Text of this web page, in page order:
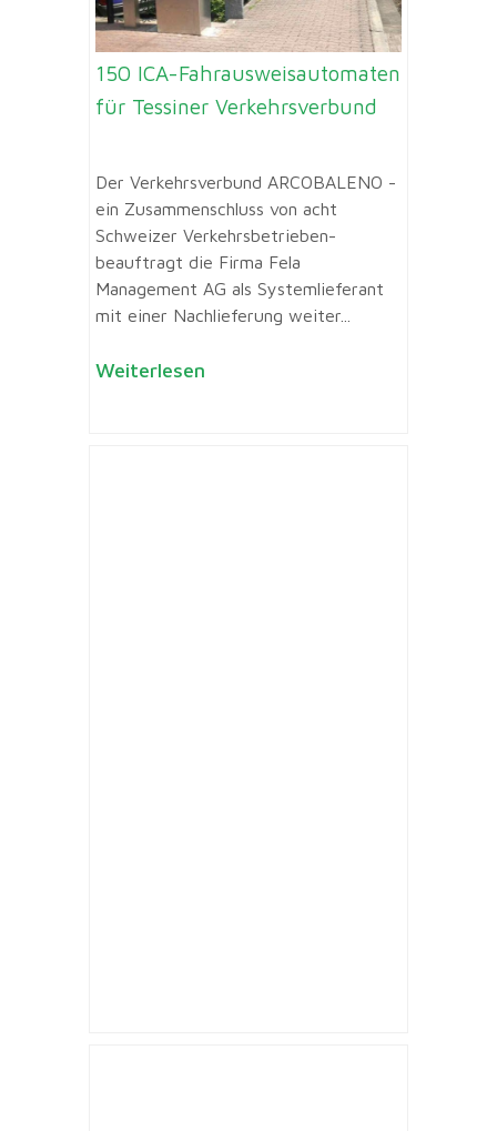
150 ICA-Fahrausweisautomaten
für Tessiner Verkehrsverbund
Der Verkehrsverbund ARCOBALENO -
ein Zusammenschluss von acht
Schweizer Verkehrsbetrieben-
beauftragt die Firma Fela
Management AG als Systemlieferant
mit einer Nachlieferung weiter...
Weiterlesen